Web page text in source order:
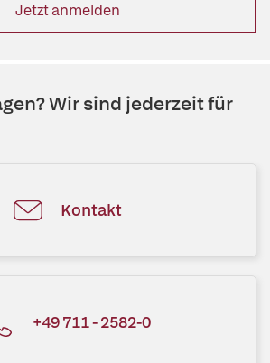
Jetzt anmelden
Wir sind jederzeit für
Kontakt
+49 711 - 2582-0